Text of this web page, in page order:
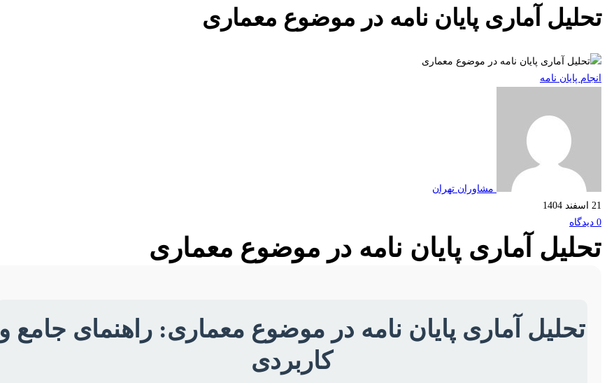
تحلیل آماری پایان نامه در موضوع معماری
انجام پایان نامه
مشاوران تهران
21 اسفند 1404
0 دیدگاه
تحلیل آماری پایان نامه در موضوع معماری
تحلیل آماری پایان نامه در موضوع معماری: راهنمای جامع و
کاربردی